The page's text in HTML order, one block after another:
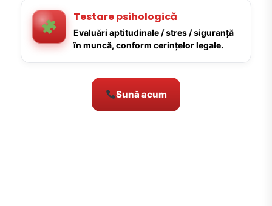
Testare psihologică
Evaluări aptitudinale / stres / siguranță
în muncă, conform cerințelor legale.
Sună acum